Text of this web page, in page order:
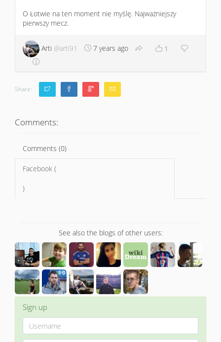
O Łotwie na ten moment nie myślę. Najważniejszy
pierwszy mecz.
Arti @arti91 7 years ago 1
Share:
Comments:
Comments (0)
Facebook (
)
See also the blogs of other users:
Sign up